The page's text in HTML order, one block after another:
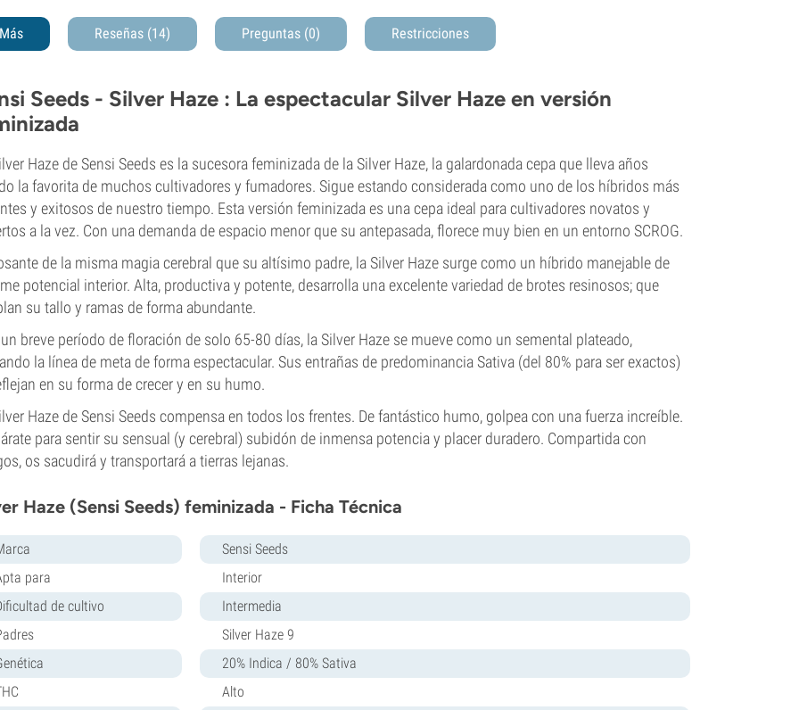
Más Reseñas (14) Preguntas (0) Restricciones
Seeds - Silver Haze : La espectacular Silver Haze en versión
Haze de Sensi Seeds es la sucesora feminizada de la Silver Haze, la galardonada cepa que lleva años
la favorita de muchos cultivadores y fumadores. Sigue estando considerada como uno de los híbridos más
y exitosos de nuestro tiempo. Esta versión feminizada es una cepa ideal para cultivadores novatos y
a la vez. Con una demanda de espacio menor que su antepasada, florece muy bien en un entorno SCROG.
de la misma magia cerebral que su altísimo padre, la Silver Haze surge como un híbrido manejable de
potencial interior. Alta, productiva y potente, desarrolla una excelente variedad de brotes resinosos; que
su tallo y ramas de forma abundante.
breve período de floración de solo 65-80 días, la Silver Haze se mueve como un semental plateado,
la línea de meta de forma espectacular. Sus entrañas de predominancia Sativa (del 80% para ser exactos)
en su forma de crecer y en su humo.
Haze de Sensi Seeds compensa en todos los frentes. De fantástico humo, golpea con una fuerza increíble.
para sentir su sensual (y cerebral) subidón de inmensa potencia y placer duradero. Compartida con
os sacudirá y transportará a tierras lejanas.
Haze (Sensi Seeds) feminizada - Ficha Técnica
Sensi Seeds
para
Interior
de cultivo
Intermedia
Silver Haze 9
20% Indica / 80% Sativa
Alto